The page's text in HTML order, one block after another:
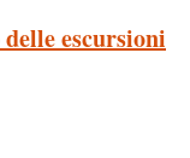
escursioni